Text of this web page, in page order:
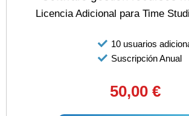
Licencia Adicional para Time
10 usuarios
Suscripción Anual
50,00 €